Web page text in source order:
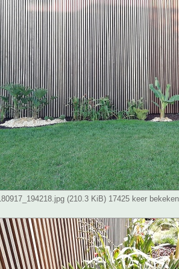
(210.3 KiB) 17425 keer bekeken